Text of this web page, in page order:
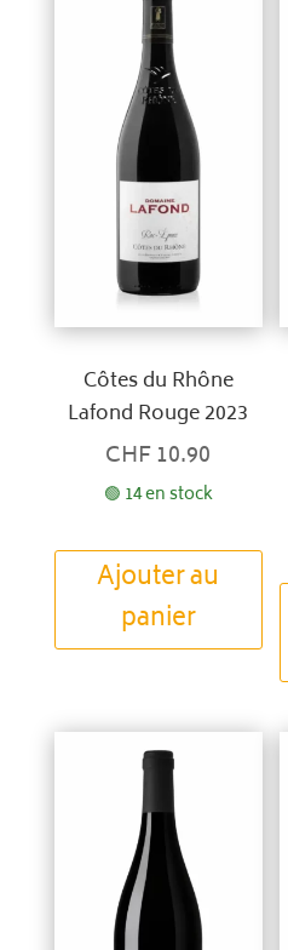
Côtes du Rhône
Lafond Rouge 2023
CHF10.90
🟢 14 en stock
Ajouter au
panier